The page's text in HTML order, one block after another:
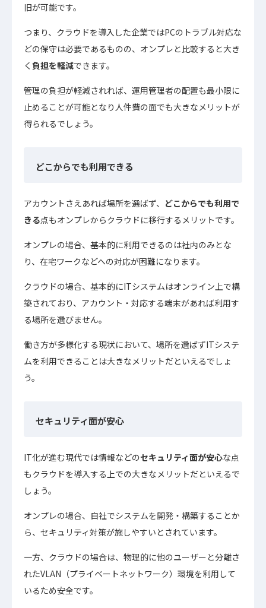
旧が可能です。
つまり、クラウドを導入した企業ではPCのトラブル対応な
どの保守は必要であるものの、オンプレと比較すると大き
く 負担を軽減できます。
管理の負担が軽減されれば、運用管理者の配置も最小限に
止めることが可能となり人件費の面でも大きなメリットが
得られるでしょう。
どこからでも利用できる
アカウントさえあれば場所を選ばず、 どこからでも利用で
きる点もオンプレからクラウドに移行するメリットです。
オンプレの場合、基本的に利用できるのは社内のみとな
り、在宅ワークなどへの対応が困難になります。
クラウドの場合、基本的にITシステムはオンライン上で構
築されており、アカウント・対応する端末があれば利用す
る場所を選びません。
働き方が多様化する現状において、場所を選ばずITシステ
ムを利用できることは大きなメリットだといえるでしょ
う。
セキュリティ面が安心
IT化が進む現代では情報などのセキュリティ面が安心な点
もクラウドを導入する上での大きなメリットだといえるで
しょう。
オンプレの場合、自社でシステムを開発・構築することか
ら、セキュリティ対策が施しやすいとされています。
一方、クラウドの場合は、物理的に他のユーザーと分離さ
れたVLAN（プライベートネットワーク）環境を利用して
いるため安全です。